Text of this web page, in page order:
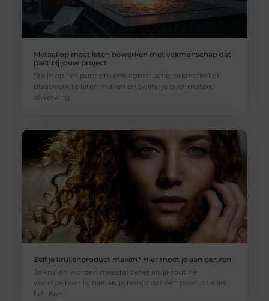
Metaal op maat laten bewerken met vakmanschap dat
past bij jouw project
Sta je op het punt om een constructie, onderdeel of
plaatwerk te laten maken en twijfel je over maten,
afwerking
Zelf je krullenproduct maken? Hier moet je aan denken
Je krullen worden meestal beter als je routine
voorspelbaar is, niet als je hoopt dat één product alles
fixt. Kies